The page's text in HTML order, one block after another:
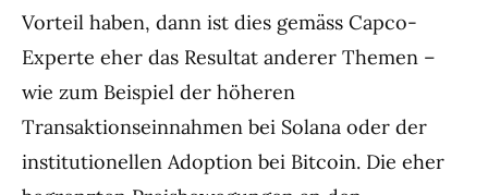
Vorteil haben, dann ist dies gemäss Capco-
Experte eher das Resultat anderer Themen –
wie zum Beispiel der höheren
Transaktionseinnahmen bei Solana oder der
institutionellen Adoption bei Bitcoin. Die eher